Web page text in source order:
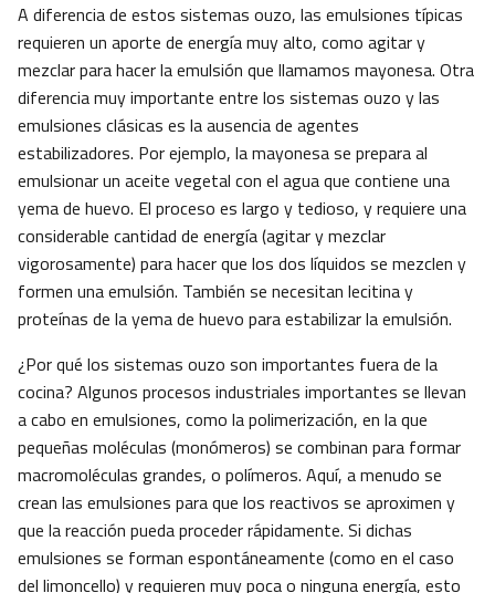
A diferencia de estos sistemas ouzo, las emulsiones típicas
requieren un aporte de energía muy alto, como agitar y
mezclar para hacer la emulsión que llamamos mayonesa. Otra
diferencia muy importante entre los sistemas ouzo y las
emulsiones clásicas es la ausencia de agentes
estabilizadores. Por ejemplo, la mayonesa se prepara al
emulsionar un aceite vegetal con el agua que contiene una
yema de huevo. El proceso es largo y tedioso, y requiere una
considerable cantidad de energía (agitar y mezclar
vigorosamente) para hacer que los dos líquidos se mezclen y
formen una emulsión. También se necesitan lecitina y
proteínas de la yema de huevo para estabilizar la emulsión.
¿Por qué los sistemas ouzo son importantes fuera de la
cocina? Algunos procesos industriales importantes se llevan
a cabo en emulsiones, como la polimerización, en la que
pequeñas moléculas (monómeros) se combinan para formar
macromoléculas grandes, o polímeros. Aquí, a menudo se
crean las emulsiones para que los reactivos se aproximen y
que la reacción pueda proceder rápidamente. Si dichas
emulsiones se forman espontáneamente (como en el caso
del limoncello) y requieren muy poca o ninguna energía, esto